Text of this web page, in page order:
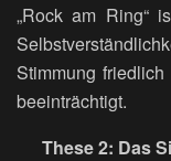
„Rock am Ring“
Stimmung
beeinträchtigt.
These 2: Das